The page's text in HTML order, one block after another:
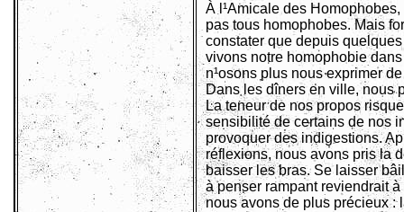
À l¹Amicale des
pas tous homophobes. Mais
constater que depuis
vivons notre homophobie
n¹osons plus nous exprimer
Dans les dîners en ville, nous
La teneur de nos propos
sensibilité de certains de nos
provoquer des indigestions.
réflexions, nous avons pris la
baisser les bras. Se laisser
à penser rampant reviendrait
nous avons de plus précieux :